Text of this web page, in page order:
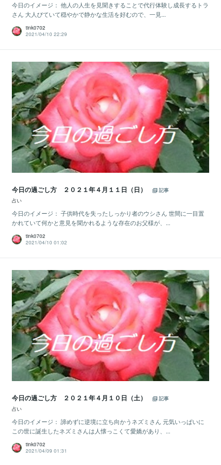
今日のイメージ： 他人の人生を見聞きすることで代行体験し成長するトラ
さん 大人びていて穏やかで静かな生活を好むので、一見...
tink0702
2021/04/10 22:29
今日の過ごし方 ２０２１年４月１１日（日）
記事
占い
今日のイメージ： 子供時代を失ったしっかり者のウシさん 世間に一目置
かれていて何かと意見を聞かれるような存在のお父様が、...
tink0702
2021/04/10 01:02
今日の過ごし方 ２０２１年４月１０日（土）
記事
占い
今日のイメージ： 諦めずに逆境に立ち向かうネズミさん 元気いっぱいに
この世に誕生したネズミさんは人懐っこくて愛嬌があり、...
tink0702
2021/04/09 01:31